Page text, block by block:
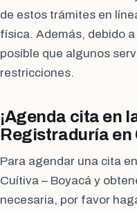
de estos trámites en
física. Además, debido
posible que algunos
restricciones.
¡Agenda cita en
Registraduría en
Para agendar una cita
Cuítiva – Boyacá y
necesaria, por favor